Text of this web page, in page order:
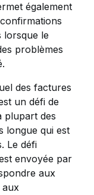
également
lorsque le
problèmes
des factures
un défi de
plupart des
longue qui est
Le défi
envoyée par
aux
aux